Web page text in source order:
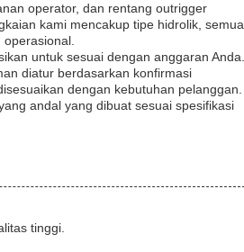
operator, dan rentang outrigger
kami mencakup tipe hidrolik, semua
untuk sesuai dengan anggaran Anda.
diatur berdasarkan konfirmasi
dengan kebutuhan pelanggan.
andal yang dibuat sesuai spesifikasi
tinggi.